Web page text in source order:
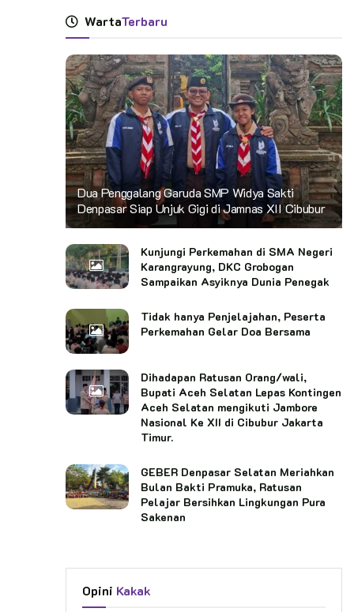
WartaTerbaru
Dua Penggalang Garuda SMP Widya Sakti
Denpasar Siap Unjuk Gigi di Jamnas XII Cibubur
Kunjungi Perkemahan di SMA Negeri
Karangrayung, DKC Grobogan
Sampaikan Asyiknya Dunia Penegak
Tidak hanya Penjelajahan, Peserta
Perkemahan Gelar Doa Bersama
Dihadapan Ratusan Orang/wali,
Bupati Aceh Selatan Lepas Kontingen
Aceh Selatan mengikuti Jambore
Nasional Ke XII di Cibubur Jakarta
Timur.
GEBER Denpasar Selatan Meriahkan
Bulan Bakti Pramuka, Ratusan
Pelajar Bersihkan Lingkungan Pura
Sakenan
Opini Kakak